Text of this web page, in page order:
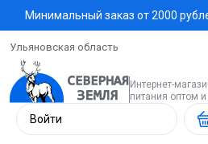
Минимальный заказ от 2000
Ульяновская область
Интернет-
питания оптом
Войти